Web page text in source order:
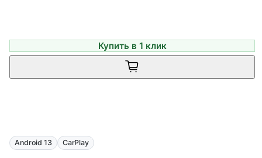
Купить в 1 клик
Android 13 CarPlay